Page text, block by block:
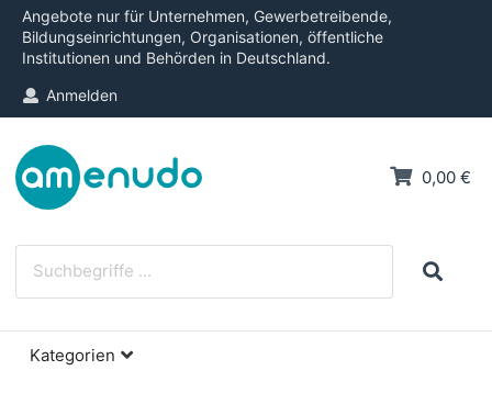
Angebote nur für Unternehmen, Gewerbetreibende,
Bildungseinrichtungen, Organisationen, öffentliche
Institutionen und Behörden in Deutschland.
Anmelden
0,00 €
Kategorien